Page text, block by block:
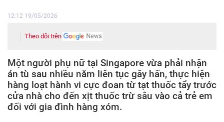
12:12 19/05/2026
Theo dõi trên
Một người phụ nữ tại Singapore vừa phải nhận
án tù sau nhiều năm liên tục gây hấn, thực hiện
hàng loạt hành vi cực đoan từ tạt thuốc tẩy trước
cửa nhà cho đến xịt thuốc trừ sâu vào cả trẻ em
đối với gia đình hàng xóm.